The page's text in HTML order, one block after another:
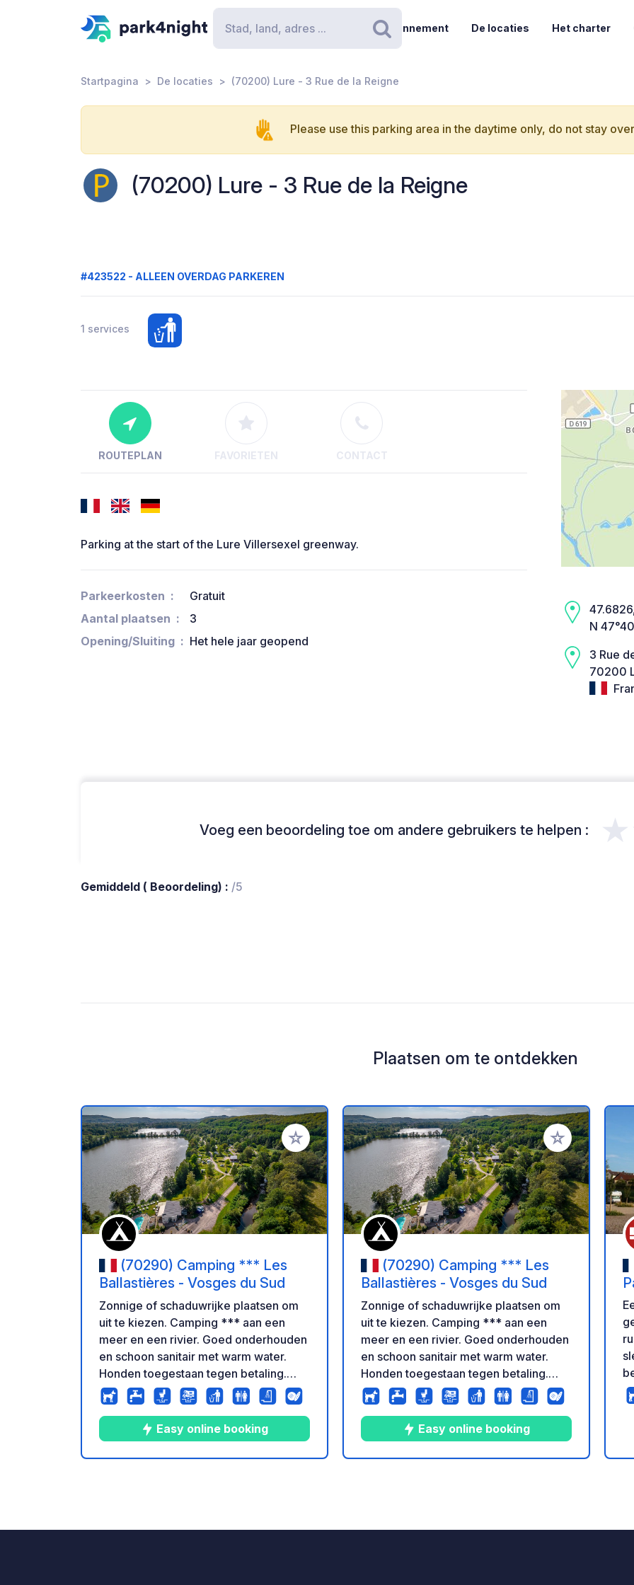
Zoeken
Abonnement De locaties Het charter
Startpagina De locaties (70200) Lure - 3 Rue de la Reigne
Please use this parking area in the daytime only, do not stay
(70200) Lure - 3 Rue de la Reigne
#423522 - ALLEEN OVERDAG PARKEREN
1 services
ROUTEPLAN FAVORIETEN CONTACT
Parking at the start of the Lure Villersexel greenway.
Parkeerkosten
Gratuit
Aantal plaatsen
3
Opening/Sluiting
Het hele jaar geopend
N
3 Rue
70200
Voeg een beoordeling toe om andere gebruikers te helpen :
Gemiddeld ( Beoordeling) : /5
Plaatsen om te ontdekken
Voeg toe aan je favorieten
(70290) Camping *** Les
Ballastières - Vosges du Sud
Zonnige of schaduwrijke plaatsen om
uit te kiezen. Camping *** aan een
meer en een rivier. Goed onderhouden
en schoon sanitair met warm water.
Honden toegestaan tegen betaling.
Familie camping. Zwembad met
opblaasbare waterglijbaan in het
hoogseizoen. Parkeren voor de
camping is niet toegestaan, ga naar de
receptie om toegang te krijgen tot de
Easy online booking
Voeg toe aan je
(70290) Camping *** Les
Ballastières - Vosges du Sud
Zonnige of schaduwrijke plaatsen om
uit te kiezen. Camping *** aan een
meer en een rivier. Goed onderhouden
en schoon sanitair met warm water.
Honden toegestaan tegen betaling.
Familie camping. Zwembad met
opblaasbare waterglijbaan in het
hoogseizoen. Parkeren voor de
camping is niet toegestaan, ga naar de
receptie om toegang te krijgen tot de
Easy online booking